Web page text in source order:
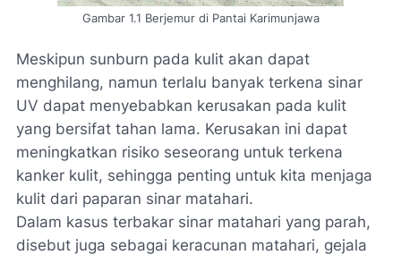
Gambar 1.1 Berjemur di Pantai Karimunjawa
Meskipun sunburn pada kulit akan dapat
menghilang, namun terlalu banyak terkena sinar
UV dapat menyebabkan kerusakan pada kulit
yang bersifat tahan lama. Kerusakan ini dapat
meningkatkan risiko seseorang untuk terkena
kanker kulit, sehingga penting untuk kita menjaga
kulit dari paparan sinar matahari.
Dalam kasus terbakar sinar matahari yang parah,
disebut juga sebagai keracunan matahari, gejala